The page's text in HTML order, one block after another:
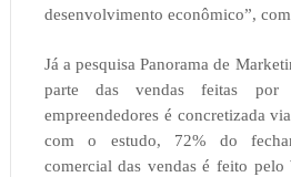
desenvolvimento econômico”,
Já a pesquisa Panorama de
parte das vendas feitas por
empreendedores é concretizada
com o estudo, 72% do
comercial das vendas é feito pelo